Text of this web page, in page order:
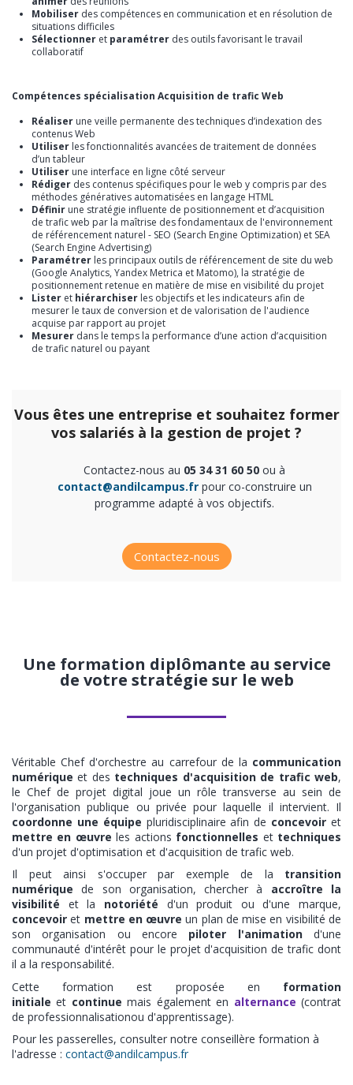
Mobiliser des compétences en communication et en résolution de
situations difficiles
Sélectionner et paramétrer des outils favorisant le travail
collaboratif
Compétences spécialisation Acquisition de trafic Web
Réaliser une veille permanente des techniques d’indexation des
contenus Web
Utiliser les fonctionnalités avancées de traitement de données
d’un tableur
Utiliser une interface en ligne côté serveur
Rédiger des contenus spécifiques pour le web y compris par des
méthodes génératives automatisées en langage HTML
Définir une stratégie influente de positionnement et d’acquisition
de trafic web par la maîtrise des fondamentaux de l'environnement
de référencement naturel - SEO (Search Engine Optimization) et SEA
(Search Engine Advertising)
Paramétrer les principaux outils de référencement de site du web
(Google Analytics, Yandex Metrica et Matomo), la stratégie de
positionnement retenue en matière de mise en visibilité du projet
Lister et hiérarchiser les objectifs et les indicateurs afin de
mesurer le taux de conversion et de valorisation de l'audience
acquise par rapport au projet
Mesurer dans le temps la performance d’une action d’acquisition
de trafic naturel ou payant
Vous êtes une entreprise et souhaitez former
vos salariés à la gestion de projet ?
Contactez-nous au 05 34 31 60 50 ou à
contact@andilcampus.fr pour co-construire un
programme adapté à vos objectifs.
Contactez-nous
Une formation diplômante au service
de votre stratégie sur le web
Véritable Chef d'orchestre au carrefour de la communication
numérique et des techniques d'acquisition de trafic web,
le Chef de projet digital joue un rôle transverse au sein de
l'organisation publique ou privée pour laquelle il intervient. Il
coordonne une équipe pluridisciplinaire afin de concevoir et
mettre en œuvre les actions fonctionnelles et techniques
d'un projet d'optimisation et d'acquisition de trafic web.
Il peut ainsi s'occuper par exemple de la transition
numérique de son organisation, chercher à accroître la
visibilité et la notoriété d'un produit ou d'une marque,
concevoir et mettre en œuvre un plan de mise en visibilité de
son organisation ou encore piloter l'animationd'une
communauté d'intérêt pour le projet d'acquisition de trafic dont
il a la responsabilité.
Cette formation est proposée en formation
initialeet continue mais également en alternance(contrat
de professionnalisationou d'apprentissage).
Pour les passerelles, consulter notre conseillère formation à
l'adresse : contact@andilcampus.fr